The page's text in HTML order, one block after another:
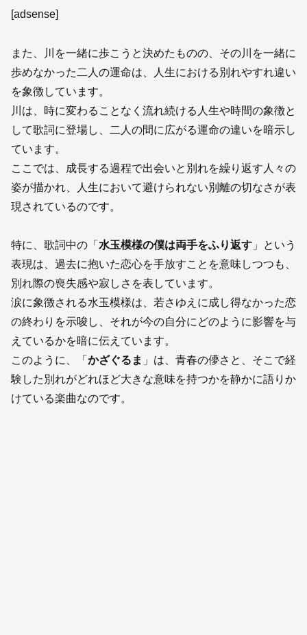
[adsense]
また、川を一緒に歩こうと決めたものの、その川を一緒に
歩めなかった二人の運命は、人生における別れやすれ違い
を象徴しています。
川は、時に変わることなく流れ続ける人生や時間の象徴と
して歌詞に登場し、二人の間に広がる運命の違いを暗示し
ています。
ここでは、成長する過程で出会いと別れを繰り返す人々の
姿が描かれ、人生において避けられない別離の切なさが表
現されているのです。
特に、歌詞中の「 水玉模様の僕は両手をふり返す 」という
表現は、過去に抱いた恋心を手放すことを意味しつつも、
別れ際の喪失感や寂しさを表しています。
涙に象徴される水玉模様は、若さゆえに成し得なかった恋
の終わりを示唆し、それが今の自分にどのように影響を与
えているかを暗に伝えています。
このように、「 かざぐるま 」は、青春の儚さと、そこで経
験した別れがどれほど大きな意味を持つかを静かに語りか
けている楽曲なのです。